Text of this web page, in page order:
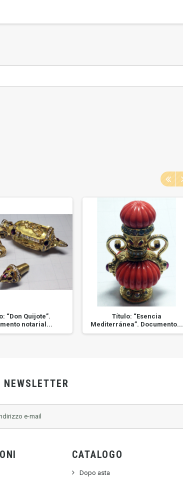
“Don Quijote”.
notarial...
Título: “Esencia
Mediterránea”. Documento...
CATALOGO
Dopo asta